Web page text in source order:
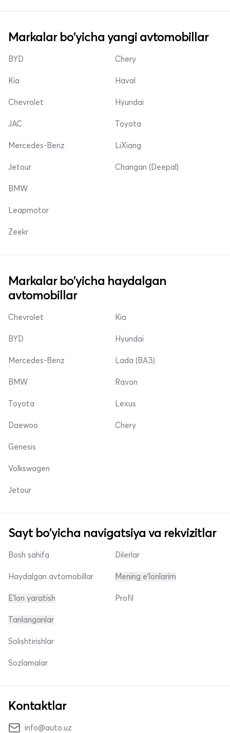
Markalar bo'yicha yangi avtomobillar
BYD
Kia
Chevrolet
Chery
Haval
Hyundai
JAC
Mercedes-Benz
Jetour
Toyota
LiXiang
Changan (Deepal)
BMW
Leapmotor
Zeekr
Markalar bo'yicha haydalgan
avtomobillar
Chevrolet
BYD
Mercedes-Benz
Kia
Hyundai
Lada (ВАЗ)
BMW
Toyota
Daewoo
Ravon
Lexus
Chery
Genesis
Volkswagen
Jetour
Sayt bo'yicha navigatsiya va rekvizitlar
Bosh sahifa
Haydalgan avtomobillar
E'lon yaratish
Dilerlar
Mening e'lonlarim
Profil
Tanlanganlar
Solishtirishlar
Sozlamalar
Kontaktlar
info@auto.uz